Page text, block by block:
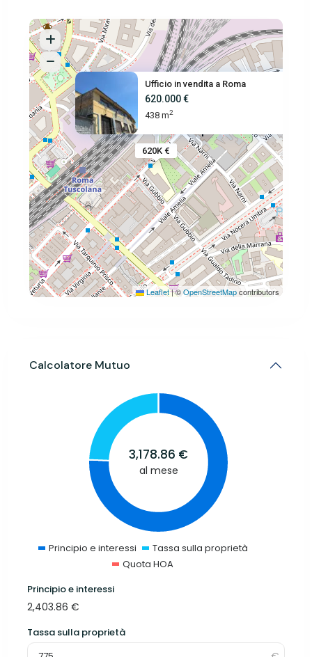
620K €
Ufficio in vendita a Roma
620.000 €
438 m2
Leaflet|©OpenStreetMapcontributors
Calcolatore Mutuo
3,178.86 €
al mese
Principio e interessi
Tassa sulla proprietà
Quota HOA
Principio e interessi
2,403.86 €
Tassa sulla proprietà